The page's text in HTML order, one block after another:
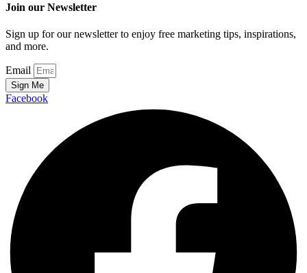
Join our Newsletter
Sign up for our newsletter to enjoy free marketing tips, inspirations,
and more.
Email
Sign Me
Facebook